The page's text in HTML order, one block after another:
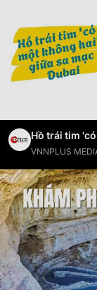
Hồ trái tim
VNNPLUS